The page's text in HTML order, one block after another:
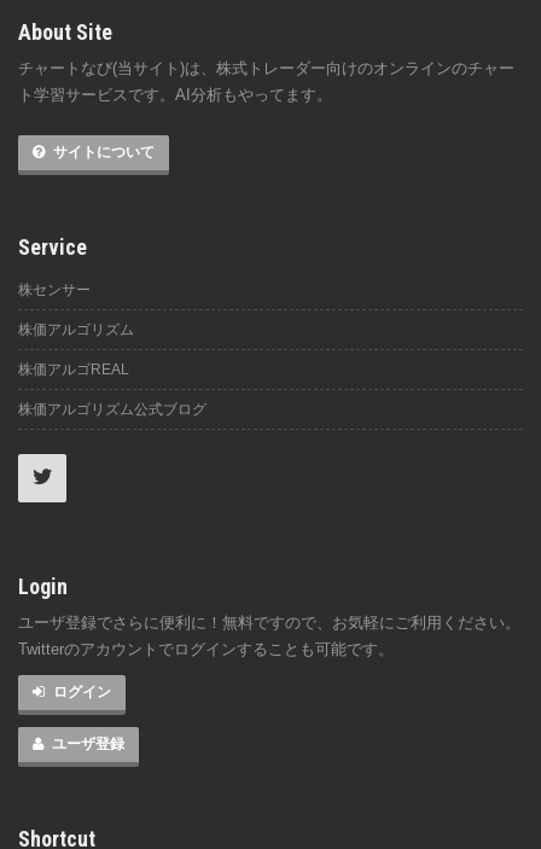
About Site
チャートなび(当サイト)は、株式トレーダー向けのオンラインのチャー
ト学習サービスです。AI分析もやってます。
サイトについて
Service
株センサー
株価アルゴリズム
株価アルゴREAL
株価アルゴリズム公式ブログ
Login
ユーザ登録でさらに便利に！無料ですので、お気軽にご利用ください。
Twitterのアカウントでログインすることも可能です。
ログイン
ユーザ登録
Shortcut